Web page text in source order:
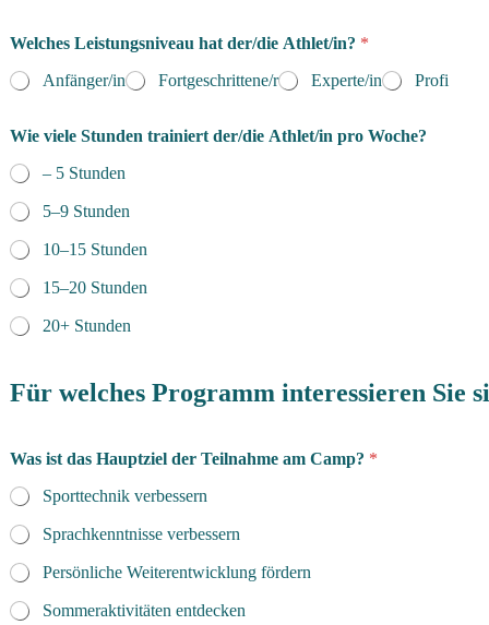
n
g
s
e
i
g
u
n
g
e
n
A
h
l
i
n
?
N
a
h
Welches Leistungsniveau hat der/die Athlet/in? *
Anfänger/in
Fortgeschrittene/r Experte/in Profi
Wie viele Stunden trainiert der/die Athlet/in pro Woche?
– 5 Stunden
5–9 Stunden
10–15 Stunden
15–20 Stunden
20+ Stunden
Für welches Programm interessieren Sie
Was ist das Hauptziel der Teilnahme am Camp? *
Sporttechnik verbessern
Sprachkenntnisse verbessern
Persönliche Weiterentwicklung fördern
Sommeraktivitäten entdecken